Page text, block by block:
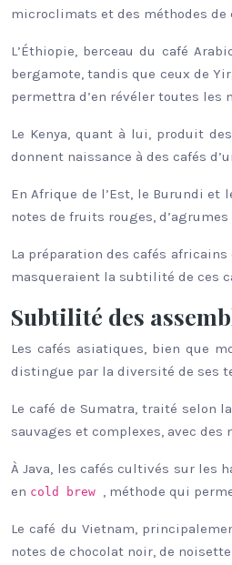
microclimats et des méthodes de
L’Éthiopie, berceau du café
bergamote, tandis que ceux de
permettra d’en révéler toutes les
Le Kenya, quant à lui, produit
donnent naissance à des cafés
En Afrique de l’Est, le Burundi
notes de fruits rouges,
La préparation des cafés
masqueraient la subtilité de ces
Subtilité des
Les cafés asiatiques, bien que
distingue par la diversité de ses
Le café de Sumatra, traité selon
sauvages et complexes, avec
À Java, les cafés cultivés sur les
en cold brew , méthode qui
Le café du Vietnam,
notes de chocolat noir, de